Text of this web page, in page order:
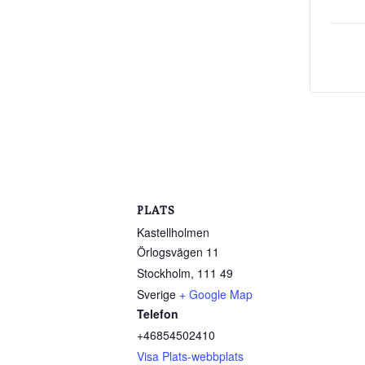
PLATS
Kastellholmen
Örlogsvägen 11
Stockholm, 111 49
Sverige + Google Map
Telefon
+46854502410
Visa Plats-webbplats